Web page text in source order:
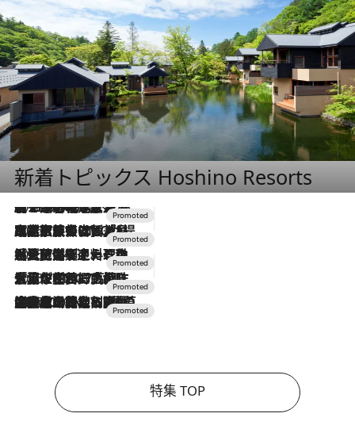
新着トピックス Hoshino Resorts
2026.8.7
【トンボの足水浴】ヒノキの香りに包まれて涼感マックス！約13℃の湧水かけ流しを避暑地「星野温泉 トンボの湯」で体験
2026.7.31
【ホテル帰省】という選択肢をOMOが提案。家族とほどよい距離を保つには「昼は実家、夜は気兼ねなくホテルで！」
2026.7.24
【夏限定ディナーコース】旬を迎える稚鮎や花ズッキーニなどをイタリア・トスカーナの郷土料理の手法で満喫！
2026.7.17
「土佐和ハーブかき氷」がOMO7高知に登場！生姜、山椒、大葉など目にも舌にも涼を呼ぶ郷土の味
2026.7.10
NEW OPEN！【界 草津】名湯の地に誕生。趣の異なる2種の温泉と上州ならではの会席・蕎麦割烹など美食を味わう究極の癒やし旅
特集 TOP